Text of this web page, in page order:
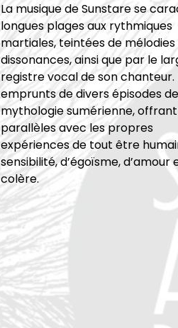
La musique de Sunstare se
longues plages aux rythmiques
martiales, teintées de
dissonances, ainsi que par le
registre vocal de son chanteur.
emprunts de divers épisodes
mythologie sumérienne,
parallèles avec les propres
expériences de tout être
sensibilité, d’égoïsme, d’amour
colère.